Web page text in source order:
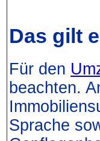
Das gilt
Für den
beachten.
Sprache